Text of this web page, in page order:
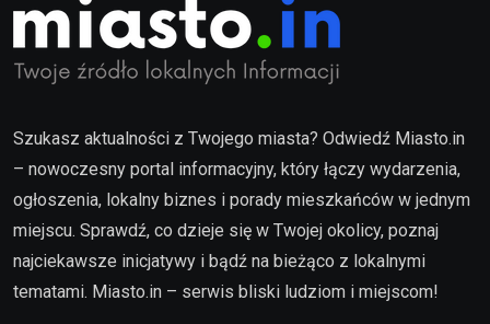
Szukasz aktualności z Twojego miasta? Odwiedź Miasto.in
– nowoczesny portal informacyjny, który łączy wydarzenia,
ogłoszenia, lokalny biznes i porady mieszkańców w jednym
miejscu. Sprawdź, co dzieje się w Twojej okolicy, poznaj
najciekawsze inicjatywy i bądź na bieżąco z lokalnymi
tematami. Miasto.in – serwis bliski ludziom i miejscom!